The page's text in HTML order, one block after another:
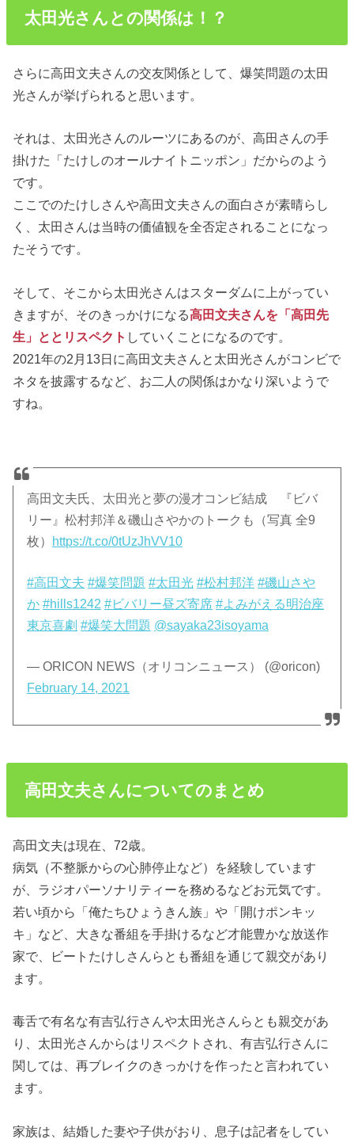
太田光さんとの関係は！？
さらに高田文夫さんの交友関係として、爆笑問題の太田
光さんが挙げられると思います。
それは、太田光さんのルーツにあるのが、高田さんの手
掛けた「たけしのオールナイトニッポン」だからのよう
です。
ここでのたけしさんや高田文夫さんの面白さが素晴らし
く、太田さんは当時の価値観を全否定されることになっ
たそうです。
そして、そこから太田光さんはスターダムに上がってい
きますが、そのきっかけになる高田文夫さんを「高田先
生」ととリスペクト していくことになるのです。
2021年の2月13日に高田文夫さんと太田光さんがコンビで
ネタを披露するなど、お二人の関係はかなり深いようで
すね。
高田文夫氏、太田光と夢の漫才コンビ結成 『ビバ
リー』松村邦洋＆磯山さやかのトークも（写真 全9
枚）
https://t.co/0tUzJhVV10
#高田文夫 #爆笑問題 #太田光 #松村邦洋 #磯山さや
か #hills1242 #ビバリー昼ズ寄席 #よみがえる明治座
東京喜劇 #爆笑大問題 @sayaka23isoyama
— ORICON NEWS（オリコンニュース） (@oricon)
February 14, 2021
高田文夫さんについてのまとめ
高田文夫は現在、72歳。
病気（不整脈からの心肺停止など）を経験しています
が、ラジオパーソナリティーを務めるなどお元気です。
若い頃から「俺たちひょうきん族」や「開けポンキッ
キ」など、大きな番組を手掛けるなど才能豊かな放送作
家で、ビートたけしさんらとも番組を通じて親交があり
ます。
毒舌で有名な有吉弘行さんや太田光さんらとも親交があ
り、太田光さんからはリスペクトされ、有吉弘行さんに
関しては、再ブレイクのきっかけを作ったと言われてい
ます。
家族は、結婚した妻や子供がおり、息子は記者をしてい